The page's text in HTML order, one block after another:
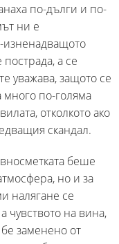
по-дълги и по-
ни е
а се
уважава, защото се
много по-голяма
отколкото ако
скандал.
беше
но и за
налягане се
чувството на вина,
заменено от